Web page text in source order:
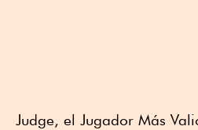
Judge, el Jugador Más